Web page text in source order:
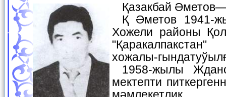
Қазакбай
Қ Әметов 1941-жылы 23-сентябрьде
Хожели районы
хожалы-
1958-жылы Жданов атындағы орта
мектепти